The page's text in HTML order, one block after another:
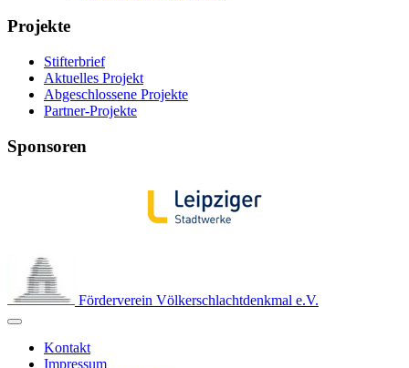
Projekte
Stifterbrief
Aktuelles Projekt
Abgeschlossene Projekte
Partner-Projekte
Sponsoren
Förderverein Völkerschlachtdenkmal e.V.
Kontakt
Impressum